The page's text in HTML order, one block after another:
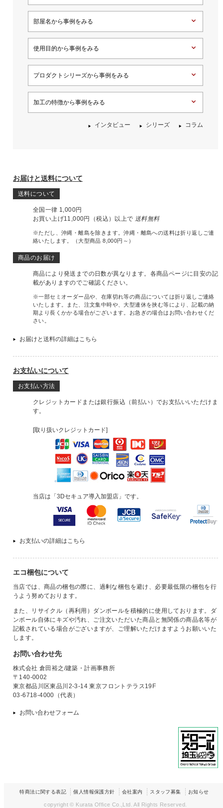
部屋名から事例をみる
使用目的から事例をみる
プロダクトシリーズから事例をみる
加工の特徴から事例をみる
インタビュー シリーズ コラム
お届けと送料について
送料について
全国一律 1,000円
お買い上げ11,000円（税込）以上で 送料無料
※ただし、沖縄・離島を除きます。沖縄・離島への送料は折り返しご連
絡いたします。（大型商品 8,000円～）
商品のお届け
商品により発送までの日数が異なります。各商品ページに目安の記
載がありますのでご確認ください。
※一部セミオーダー品や、在庫切れ等の商品については折り返しご連絡
いたします。また、注文集中時や、大型連休を挟む等により、記載の納
期より長くかかる場合がございます。お急ぎの場合はお問い合わせくだ
さい。
お届けと送料の詳細はこちら
お支払いについて
お支払い方法
クレジットカードまたは銀行振込（前払い）でお支払いいただけま
す。
[取り扱いクレジットカード]
当店は「3Dセキュア導入加盟店」です。
お支払いの詳細はこちら
エコ梱包について
当店では、商品の梱包の際に、過剰な梱包を避け、必要最低限の梱包を行
うよう努めております。
また、リサイクル（再利用）ダンボールを積極的に使用しております。ダ
ンボール自体にキズや汚れ、ご注文いただいた商品と無関係の商品名等が
記載されている場合がございますが、ご理解いただけますようお願いいた
します。
お問い合わせ先
株式会社 倉田裕之/建築・計画事務所
〒140-0002
東京都品川区東品川2-3-14 東京フロントテラス19F
03-6718-4000（代表）
お問い合わせフォーム
特商法に関する表記 個人情報保護方針 会社案内 スタッフ募集 お知らせ
copyright © Kurata Office Co.,Ltd. All Rights Reserved.